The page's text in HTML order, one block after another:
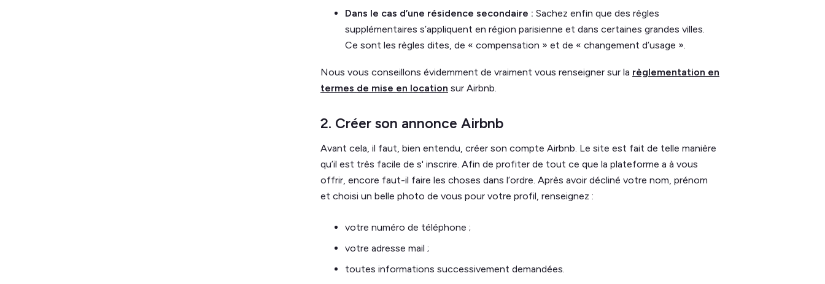
Dans le cas d’une résidence secondaire : Sachez enfin que des règles
supplémentaires s’appliquent en région parisienne et dans certaines grandes villes.
Ce sont les règles dites, de « compensation » et de « changement d’usage ».
Nous vous conseillons évidemment de vraiment vous renseigner sur la règlementation en
termes de mise en location sur Airbnb.
2. Créer son annonce Airbnb
Avant cela, il faut, bien entendu, créer son compte Airbnb. Le site est fait de telle manière
qu’il est très facile de s' inscrire. Afin de profiter de tout ce que la plateforme a à vous
offrir, encore faut-il faire les choses dans l’ordre. Après avoir décliné votre nom, prénom
et choisi un belle photo de vous pour votre profil, renseignez :
votre numéro de téléphone ;
votre adresse mail ;
toutes informations successivement demandées.